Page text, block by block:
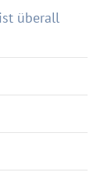
überall